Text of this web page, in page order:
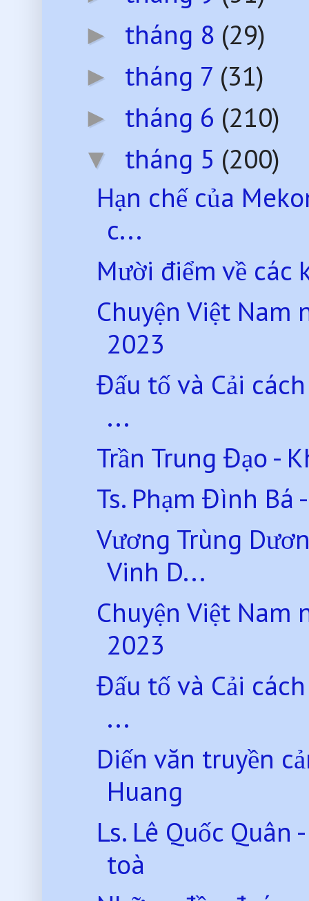
► tháng 8 (29)
► tháng 7 (31)
► tháng 6 (210)
▼ tháng 5 (200)
Hạn chế của
c...
Mười điểm về các
Chuyện Việt
2023
Đấu tố và Cải
...
Trần Trung Đạo -
Ts. Phạm Đình Bá
Vương Trùng
Vinh D...
Chuyện Việt Nam
2023
Đấu tố và Cải
...
Diến văn truyền
Huang
Ls. Lê Quốc
toà